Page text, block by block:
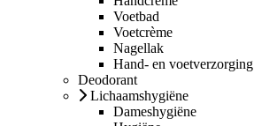
Voetbad
Voetcrème
Nagellak
Hand- en voetverzorging
Deodorant
Lichaamshygiëne
Dameshygiëne